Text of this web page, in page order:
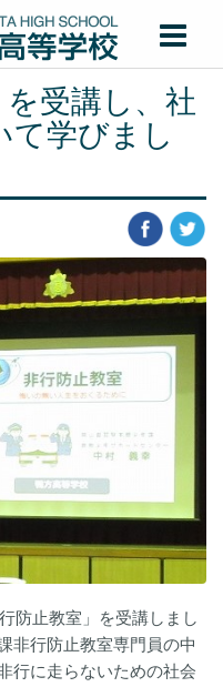
を受講し、社
て学びまし
防止教室」を受講しまし
非行防止教室専門員の中
行に走らないための社会